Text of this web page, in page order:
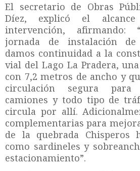
El secretario de Obras
Díez, explicó el
intervención, afirmando:
jornada de instalación de
damos continuidad a la
vial del Lago La Pradera,
con 7,2 metros de ancho y
circulación segura para
camiones y todo tipo de
circula por allí.
complementarias para
de la quebrada Chisperos
como sardineles y
estacionamiento”.